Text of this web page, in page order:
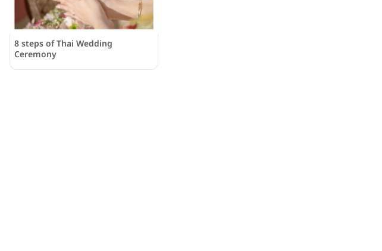
8 steps of Thai Wedding
Ceremony